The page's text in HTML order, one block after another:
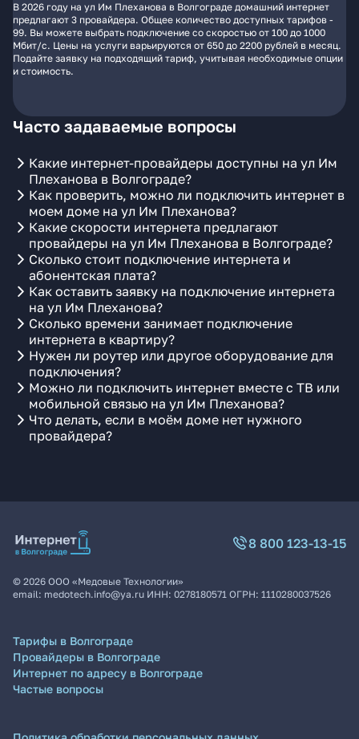
В 2026 году на ул Им Плеханова в Волгограде домашний интернет
предлагают 3 провайдера. Общее количество доступных тарифов -
99. Вы можете выбрать подключение со скоростью от 100 до 1000
Мбит/с. Цены на услуги варьируются от 650 до 2200 рублей в месяц.
Подайте заявку на подходящий тариф, учитывая необходимые опции
и стоимость.
Часто задаваемые вопросы
Какие интернет-провайдеры доступны на ул Им
Плеханова в Волгограде?
Как проверить, можно ли подключить интернет в
моем доме на ул Им Плеханова?
Какие скорости интернета предлагают
провайдеры на ул Им Плеханова в Волгограде?
Сколько стоит подключение интернета и
абонентская плата?
Как оставить заявку на подключение интернета
на ул Им Плеханова?
Сколько времени занимает подключение
интернета в квартиру?
Нужен ли роутер или другое оборудование для
подключения?
Можно ли подключить интернет вместе с ТВ или
мобильной связью на ул Им Плеханова?
Что делать, если в моём доме нет нужного
провайдера?
8 800 123-13-15
© 2026 ООО «Медовые Технологии»
email: medotech.info@ya.ru ИНН: 0278180571 ОГРН: 1110280037526
Тарифы в Волгограде
Провайдеры в Волгограде
Интернет по адресу в Волгограде
Частые вопросы